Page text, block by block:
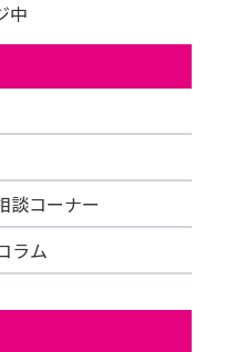
中
談コーナー
ラム